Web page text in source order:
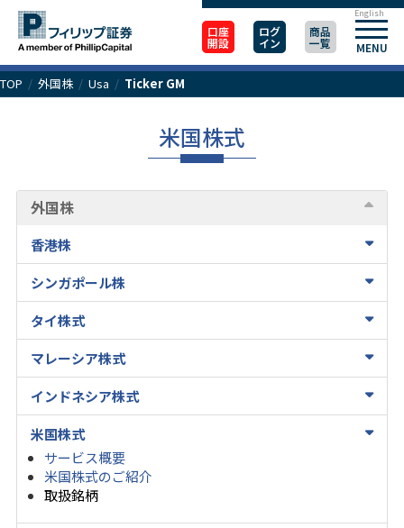
口座
開設
ログ
イン
商品
一覧 MENU
English
TOP / 外国株/ Usa / Ticker GM
米国株式
外国株
香港株
シンガポール株
タイ株式
マレーシア株式
インドネシア株式
米国株式
サービス概要
米国株式のご紹介
取扱銘柄